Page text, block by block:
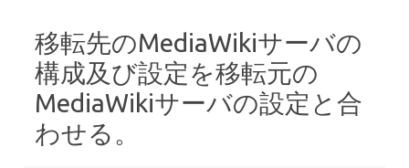
移転先のMediaWikiサーバの
構成及び設定を移転元の
MediaWikiサーバの設定と合
わせる。